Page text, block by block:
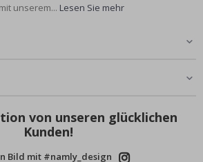
unserem... Lesen Sie mehr
von unseren glücklichen
Kunden!
Bild mit #namly_design